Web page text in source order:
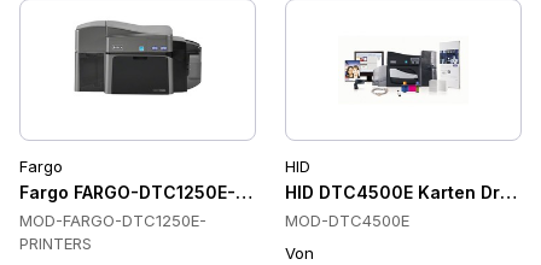
Fargo
Fargo FARGO-DTC1250E-PRINTERS Karten Drucker
MOD-FARGO-DTC1250E-
PRINTERS
HID
HID DTC4500E Karten
MOD-DTC4500E
Von